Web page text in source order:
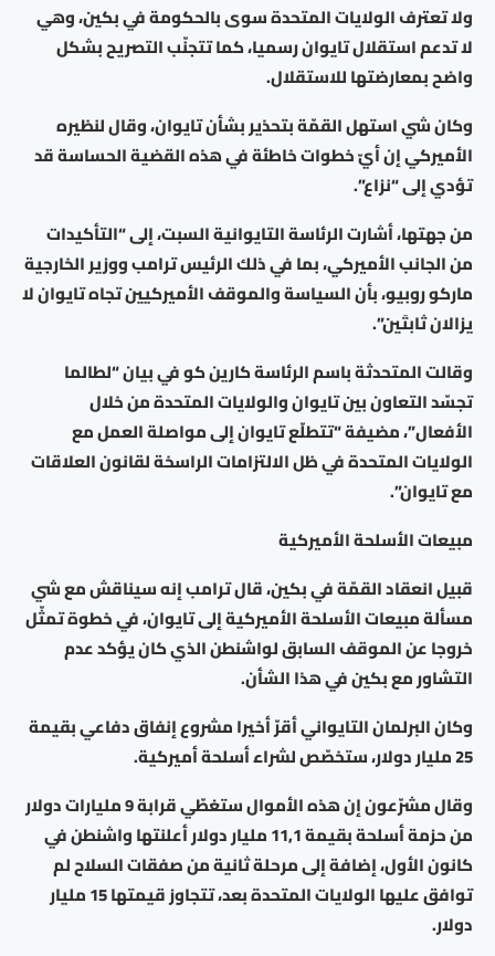
ولا تعترف الولايات المتحدة سوى بالحكومة في بكين، وهي
لا تدعم استقلال تايوان رسميا، كما تتجنّب التصريح بشكل
واضح بمعارضتها للاستقلال.
وكان شي استهل القمّة بتحذير بشأن تايوان، وقال لنظيره
الأميركي إن أيّ خطوات خاطئة في هذه القضية الحساسة قد
تؤدي إلى “نزاع”.
من جهتها، أشارت الرئاسة التايوانية السبت، إلى “التأكيدات
من الجانب الأميركي، بما في ذلك الرئيس ترامب ووزير الخارجية
ماركو روبيو، بأن السياسة والموقف الأميركيين تجاه تايوان لا
يزالان ثابتَين”.
وقالت المتحدثة باسم الرئاسة كارين كو في بيان “لطالما
تجسّد التعاون بين تايوان والولايات المتحدة من خلال
الأفعال”، مضيفة “تتطلّع تايوان إلى مواصلة العمل مع
الولايات المتحدة في ظل الالتزامات الراسخة لقانون العلاقات
مع تايوان”.
مبيعات الأسلحة الأميركية
قبيل انعقاد القمّة في بكين، قال ترامب إنه سيناقش مع شي
مسألة مبيعات الأسلحة الأميركية إلى تايوان، في خطوة تمثّل
خروجا عن الموقف السابق لواشنطن الذي كان يؤكد عدم
التشاور مع بكين في هذا الشأن.
وكان البرلمان التايواني أقرّ أخيرا مشروع إنفاق دفاعي بقيمة
25 مليار دولار، ستخصّص لشراء أسلحة أميركية.
وقال مشرّعون إن هذه الأموال ستغطّي قرابة 9 مليارات دولار
من حزمة أسلحة بقيمة 11,1 مليار دولار أعلنتها واشنطن في
كانون الأول، إضافة إلى مرحلة ثانية من صفقات السلاح لم
توافق عليها الولايات المتحدة بعد، تتجاوز قيمتها 15 مليار
دولار.